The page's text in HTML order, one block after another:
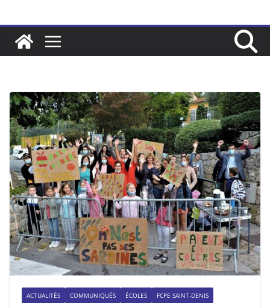
ACTUALITÉS COMMUNIQUÉS ÉCOLES FCPE SAINT-DENIS